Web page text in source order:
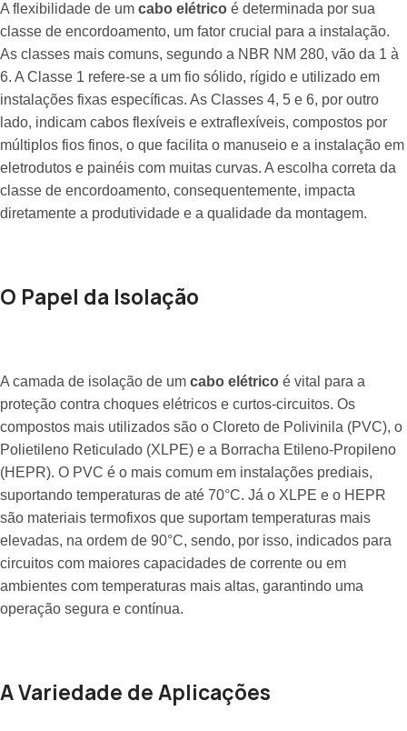
A flexibilidade de um cabo elétrico é determinada por sua
classe de encordoamento, um fator crucial para a instalação.
As classes mais comuns, segundo a NBR NM 280, vão da 1 à
6. A Classe 1 refere-se a um fio sólido, rígido e utilizado em
instalações fixas específicas. As Classes 4, 5 e 6, por outro
lado, indicam cabos flexíveis e extraflexíveis, compostos por
múltiplos fios finos, o que facilita o manuseio e a instalação em
eletrodutos e painéis com muitas curvas. A escolha correta da
classe de encordoamento, consequentemente, impacta
diretamente a produtividade e a qualidade da montagem.
O Papel da Isolação
A camada de isolação de um cabo elétrico é vital para a
proteção contra choques elétricos e curtos-circuitos. Os
compostos mais utilizados são o Cloreto de Polivinila (PVC), o
Polietileno Reticulado (XLPE) e a Borracha Etileno-Propileno
(HEPR). O PVC é o mais comum em instalações prediais,
suportando temperaturas de até 70°C. Já o XLPE e o HEPR
são materiais termofixos que suportam temperaturas mais
elevadas, na ordem de 90°C, sendo, por isso, indicados para
circuitos com maiores capacidades de corrente ou em
ambientes com temperaturas mais altas, garantindo uma
operação segura e contínua.
A Variedade de Aplicações